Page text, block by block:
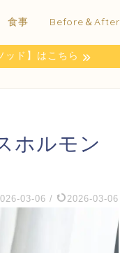
食事 Before＆After
ッド】はこちら
ホルモン
03-06 / 2026-03-06